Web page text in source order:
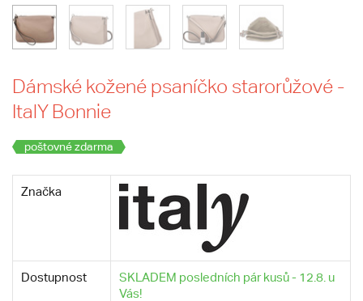
Dámské kožené psaníčko starorůžové -
ItalY Bonnie
poštovné zdarma
Značka
Dostupnost
SKLADEM posledních pár kusů - 12.8. u
Vás!